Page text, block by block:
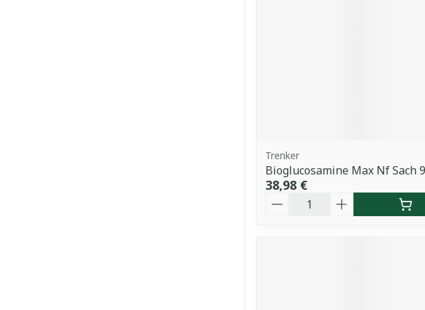
Trenker
Bioglucosamine Max Nf Sach
38,98 €
Quantité